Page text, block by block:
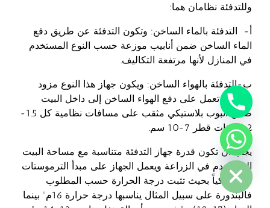
وللتدفئة نظامان هما:
أ‌- التدفئة بالماء الساخن: وتكون التدفئة عن طريق دفع
الماء الساخن ضمن أنابيب موزعة حسب النوع المستخدم
في المنازل لأنها مرتفعة التكاليف.
ب‌-التدفئة بالهواء الساخن: ويكون جهاز هذا النوع مزود
بمروحة تعمل على دفع الهواء الساخن إلى داخل البيت
ضمن أنبوب بلاستيكي مثقب على مسافات نظامية كل 1.5-
2 م وذات قطر 7-10 سم.
يجب أن تكون قدرة جهاز التدفئة متناسبة مع مساحة البيت
المستخدم في الزراعة ويعمل الجهاز على مبدأ الترموستات
أوتوماتيكياً بحيث تثبت درجة الحرارة حسب المطلوب
فالبندورة على سبيل المثال يناسبها درجة حرارة 16مº بينما
Hide
chaty